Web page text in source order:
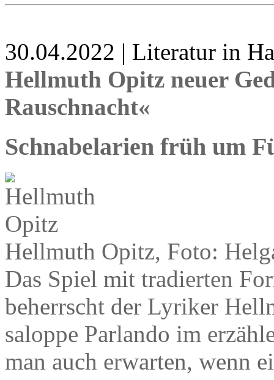
30.04.2022 | Literatur in
Hellmuth Opitz neuer
Rauschnacht«
Schnabelarien früh um
Hellmuth Opitz, Foto:
Das Spiel mit tradierten
beherrscht der Lyriker
saloppe Parlando im
man auch erwarten, wenn